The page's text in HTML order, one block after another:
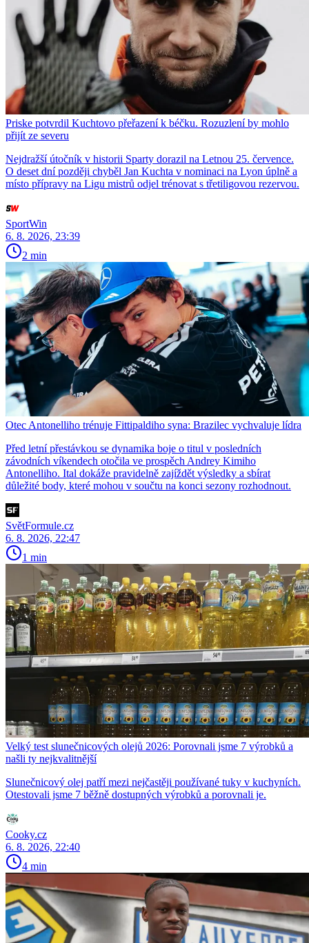
Priske potvrdil Kuchtovo přeřazení k béčku. Rozuzlení by mohlo
přijít ze severu
Nejdražší útočník v historii Sparty dorazil na Letnou 25. července.
O deset dní později chyběl Jan Kuchta v nominaci na Lyon úplně a
místo přípravy na Ligu mistrů odjel trénovat s třetiligovou rezervou.
SportWin
6. 8. 2026, 23:39
2 min
Otec Antonelliho trénuje Fittipaldiho syna: Brazilec vychvaluje lídra
Před letní přestávkou se dynamika boje o titul v posledních
závodních víkendech otočila ve prospěch Andrey Kimiho
Antonelliho. Ital dokáže pravidelně zajíždět výsledky a sbírat
důležité body, které mohou v součtu na konci sezony rozhodnout.
SvětFormule.cz
6. 8. 2026, 22:47
1 min
Velký test slunečnicových olejů 2026: Porovnali jsme 7 výrobků a
našli ty nejkvalitnější
Slunečnicový olej patří mezi nejčastěji používané tuky v kuchyních.
Otestovali jsme 7 běžně dostupných výrobků a porovnali je.
Cooky.cz
6. 8. 2026, 22:40
4 min